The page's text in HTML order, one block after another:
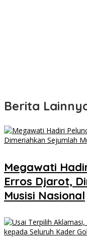
Berita
Megawati
Erros Djarot,
Musisi Nasional